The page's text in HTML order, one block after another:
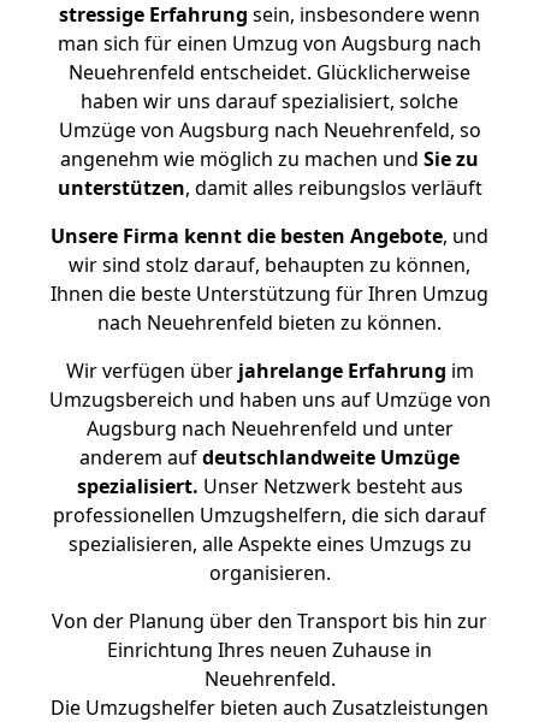
stressige Erfahrung sein, insbesondere wenn
man sich für einen Umzug von Augsburg nach
Neuehrenfeld entscheidet. Glücklicherweise
haben wir uns darauf spezialisiert, solche
Umzüge von Augsburg nach Neuehrenfeld, so
angenehm wie möglich zu machen und Sie zu
unterstützen, damit alles reibungslos verläuft
Unsere Firma kennt die besten Angebote, und
wir sind stolz darauf, behaupten zu können,
Ihnen die beste Unterstützung für Ihren Umzug
nach Neuehrenfeld bieten zu können.
Wir verfügen überjahrelange Erfahrung im
Umzugsbereich und haben uns auf Umzüge von
Augsburg nach Neuehrenfeld und unter
anderem aufdeutschlandweite Umzüge
spezialisiert. Unser Netzwerk besteht aus
professionellen Umzugshelfern, die sich darauf
spezialisieren, alle Aspekte eines Umzugs zu
organisieren.
Von der Planung über den Transport bis hin zur
Einrichtung Ihres neuen Zuhause in
Neuehrenfeld.
Die Umzugshelfer bieten auch Zusatzleistungen